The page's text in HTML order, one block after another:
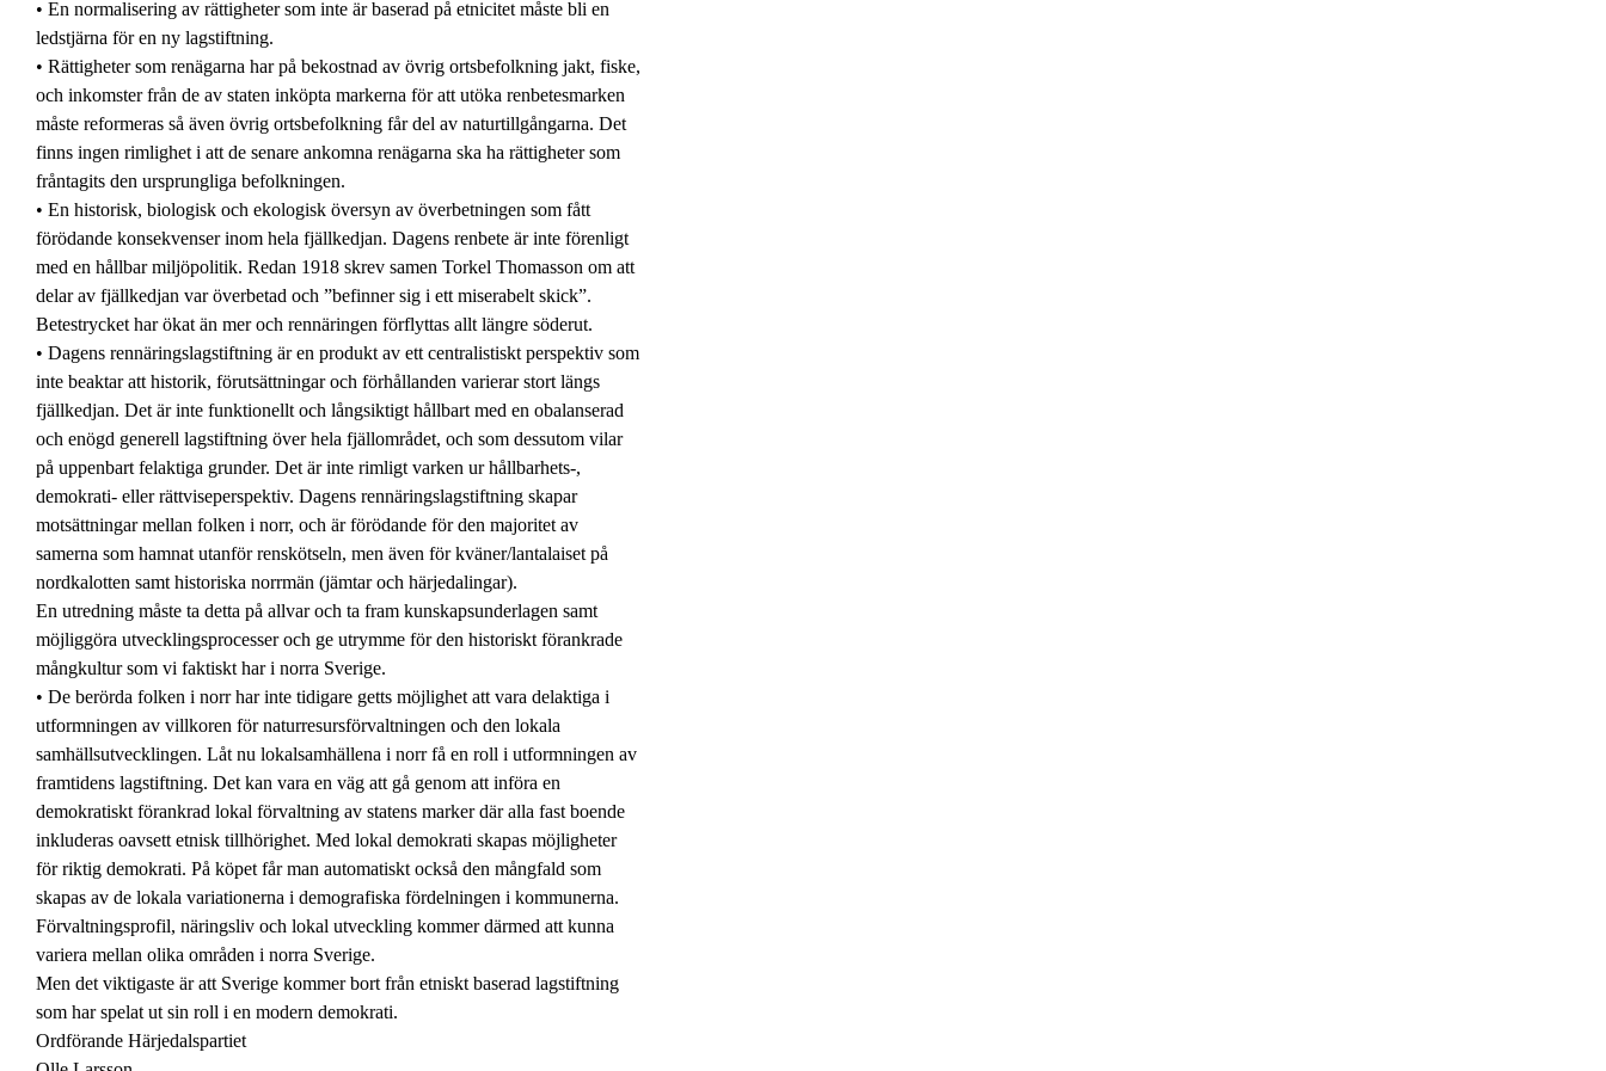
• En normalisering av rättigheter som inte är baserad på etnicitet måste bli en
ledstjärna för en ny lagstiftning.
• Rättigheter som renägarna har på bekostnad av övrig ortsbefolkning jakt, fiske,
och inkomster från de av staten inköpta markerna för att utöka renbetesmarken
måste reformeras så även övrig ortsbefolkning får del av naturtillgångarna. Det
finns ingen rimlighet i att de senare ankomna renägarna ska ha rättigheter som
fråntagits den ursprungliga befolkningen.
• En historisk, biologisk och ekologisk översyn av överbetningen som fått
förödande konsekvenser inom hela fjällkedjan. Dagens renbete är inte förenligt
med en hållbar miljöpolitik. Redan 1918 skrev samen Torkel Thomasson om att
delar av fjällkedjan var överbetad och ”befinner sig i ett miserabelt skick”.
Betestrycket har ökat än mer och rennäringen förflyttas allt längre söderut.
• Dagens rennäringslagstiftning är en produkt av ett centralistiskt perspektiv som
inte beaktar att historik, förutsättningar och förhållanden varierar stort längs
fjällkedjan. Det är inte funktionellt och långsiktigt hållbart med en obalanserad
och enögd generell lagstiftning över hela fjällområdet, och som dessutom vilar
på uppenbart felaktiga grunder. Det är inte rimligt varken ur hållbarhets-,
demokrati- eller rättviseperspektiv. Dagens rennäringslagstiftning skapar
motsättningar mellan folken i norr, och är förödande för den majoritet av
samerna som hamnat utanför renskötseln, men även för kväner/lantalaiset på
nordkalotten samt historiska norrmän (jämtar och härjedalingar).
En utredning måste ta detta på allvar och ta fram kunskapsunderlagen samt
möjliggöra utvecklingsprocesser och ge utrymme för den historiskt förankrade
mångkultur som vi faktiskt har i norra Sverige.
• De berörda folken i norr har inte tidigare getts möjlighet att vara delaktiga i
utformningen av villkoren för naturresursförvaltningen och den lokala
samhällsutvecklingen. Låt nu lokalsamhällena i norr få en roll i utformningen av
framtidens lagstiftning. Det kan vara en väg att gå genom att införa en
demokratiskt förankrad lokal förvaltning av statens marker där alla fast boende
inkluderas oavsett etnisk tillhörighet. Med lokal demokrati skapas möjligheter
för riktig demokrati. På köpet får man automatiskt också den mångfald som
skapas av de lokala variationerna i demografiska fördelningen i kommunerna.
Förvaltningsprofil, näringsliv och lokal utveckling kommer därmed att kunna
variera mellan olika områden i norra Sverige.
Men det viktigaste är att Sverige kommer bort från etniskt baserad lagstiftning
som har spelat ut sin roll i en modern demokrati.
Ordförande Härjedalspartiet